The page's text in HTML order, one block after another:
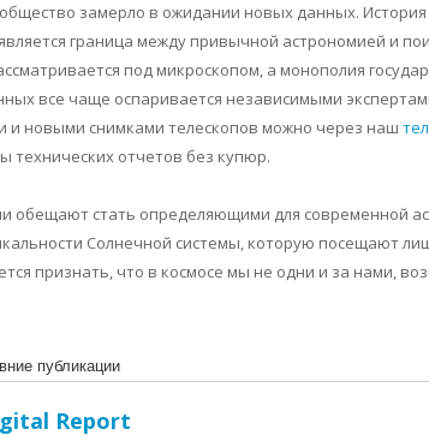
замерло в ожидании новых данных. История
граница между привычной астрономией и
под микроскопом, а монополия
все чаще оспаривается независимыми
и новыми снимками телескопов можно через наш
технических отчетов без купюр.
обещают стать определяющими для современной
Солнечной системы, которую посещают
признать, что в космосе мы не одни и за нами,
публикации
Report